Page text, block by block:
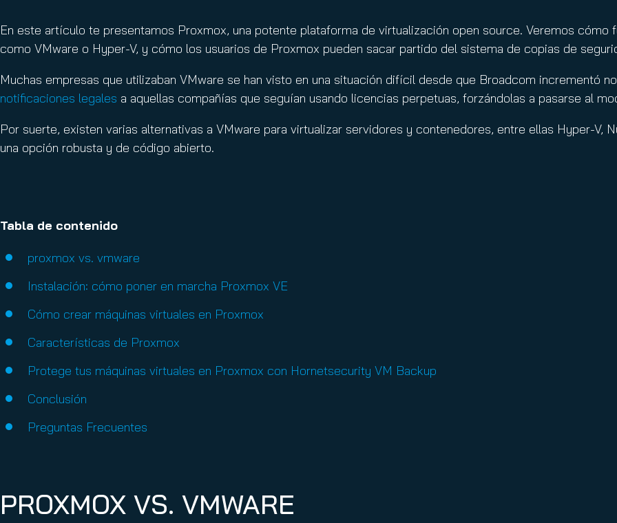
Email Signature and Disclaimer
Hornet.email
En este artículo te presentamos Proxmox, una potente plataforma de virtualización open source. Veremos
como VMware o Hyper-V, y cómo los usuarios de Proxmox pueden sacar partido del sistema de copias de
Muchas empresas que utilizaban VMware se han visto en una situación difícil desde que Broadcom incrementó
notificaciones legales a aquellas compañías que seguían usando licencias perpetuas, forzándolas a pasarse al
Por suerte, existen varias alternativas a VMware para virtualizar servidores y contenedores, entre ellas Hyper-V,
una opción robusta y de código abierto.
Tabla de contenido
proxmox vs. vmware
Instalación: cómo poner en marcha Proxmox VE
Cómo crear máquinas virtuales en Proxmox
Características de Proxmox
Protege tus máquinas virtuales en Proxmox con Hornetsecurity VM Backup
Conclusión
Preguntas Frecuentes
PROXMOX VS. VMWARE